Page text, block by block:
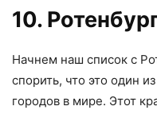
10.
Начнем наш список с
спорить, что это один
городов в мире. Этот